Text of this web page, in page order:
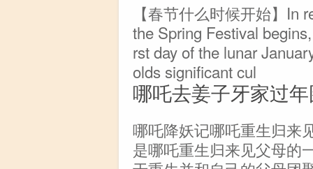
【春节什么时候开始】In
the Spring Festival
rst day of the lunar
olds significant cul
哪吒去姜子牙家过
哪吒降妖记哪吒重生归来
是哪吒重生归来见父母的